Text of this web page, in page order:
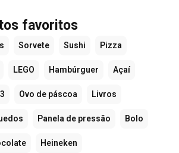
favoritos
Sorvete Sushi Pizza
LEGO Hambúrguer Açaí
Ovo de páscoa Livros
Panela de pressão Bolo
Heineken